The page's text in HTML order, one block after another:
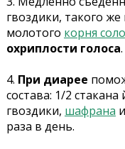
гвоздики, такого же
молотого корня
охриплости голоса.
4. При диарее
состава: 1/2
гвоздики, шафрана и
раза в день.